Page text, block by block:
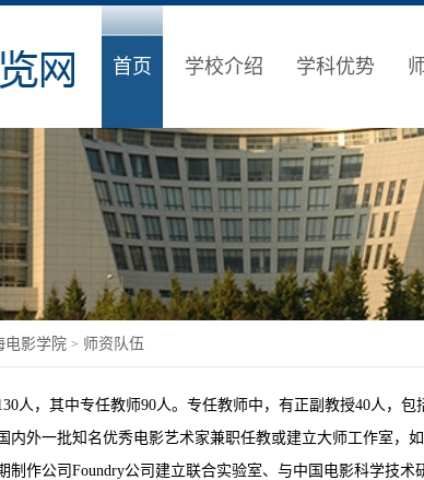
首页 学校介绍 学科优势
电影学院 > 师资队伍
人，其中专任教师90人。专任教师中，有正副教授40人，
内外一批知名优秀电影艺术家兼职任教或建立大师工作室，
制作公司Foundry公司建立联合实验室、与中国电影科学技术